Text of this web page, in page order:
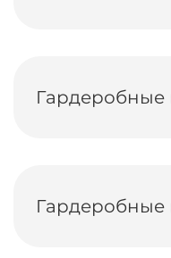
Гардеробные
Гардеробные